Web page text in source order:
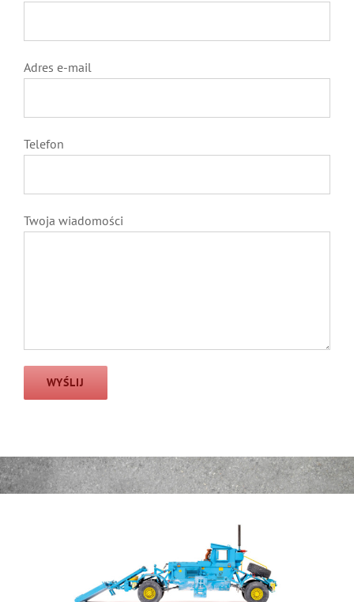
Adres e-mail
Telefon
Twoja wiadomości